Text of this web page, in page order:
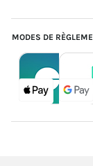
MODES DE